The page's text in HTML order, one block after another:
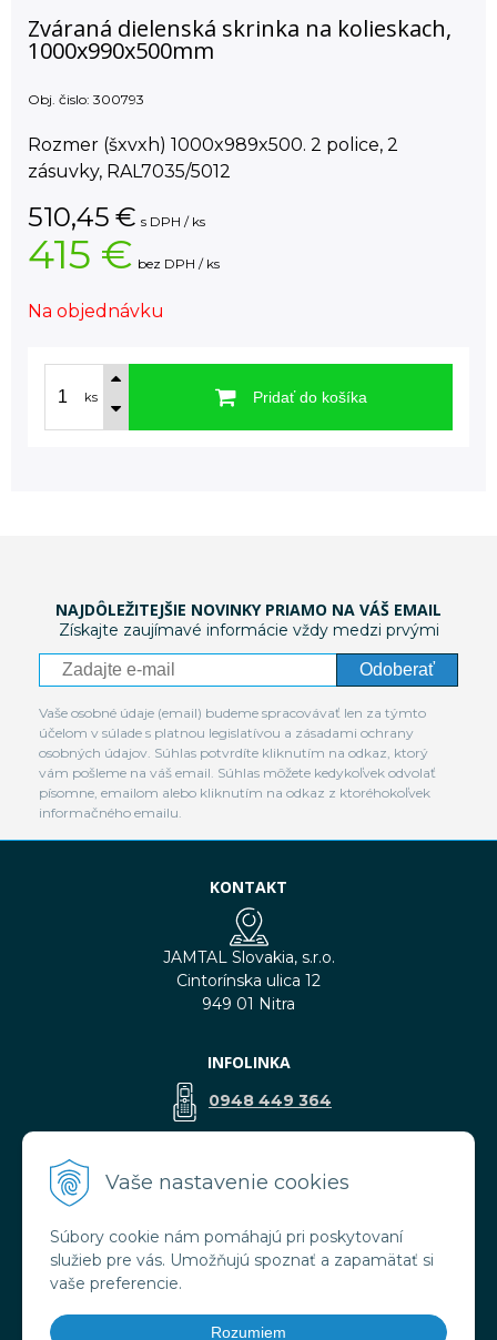
Vaše nastavenie cookies
Súbory cookie nám pomáhajú pri poskytovaní
služieb pre vás. Umožňujú spoznať a zapamätať si
vaše preferencie.
Rozumiem
Zváraná dielenská skrinka na kolieskach,
1000x990x500mm
Obj. čislo: 300793
Rozmer (šxvxh) 1000x989x500. 2 police, 2
zásuvky, RAL7035/5012
510,45 € s DPH / ks
415 € bez DPH / ks
Na objednávku
ks Pridať do košíka
NAJDÔLEŽITEJŠIE NOVINKY PRIAMO NA VÁŠ EMAIL
Získajte zaujímavé informácie vždy medzi prvými
Odoberať
Vaše osobné údaje (email) budeme spracovávať len za týmto
účelom v súlade s platnou legislatívou a zásadami ochrany
osobných údajov. Súhlas potvrdíte kliknutím na odkaz, ktorý
vám pošleme na váš email. Súhlas môžete kedykoľvek odvolať
písomne, emailom alebo kliknutím na odkaz z ktoréhokoľvek
informačného emailu.
KONTAKT
JAMTAL Slovakia, s.r.o.
Cintorínska ulica 12
949 01 Nitra
INFOLINKA
0948 449 364
VŠETKO O NÁKUPE
Obchodné podmienky
Doprava a platba